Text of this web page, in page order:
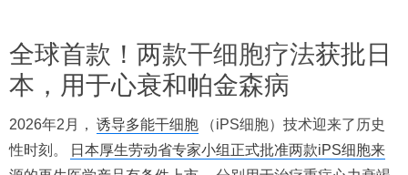
全球首款！两款干细胞疗法获批日
本，用于心衰和帕金森病
2026年2月， 诱导多能干细胞
（iPS细胞）技术迎来了历史
性时刻。
日本厚生劳动省专家小组正式批准两款iPS细胞来